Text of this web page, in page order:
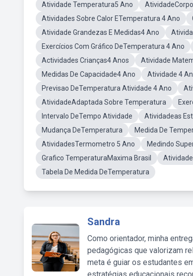
Atividade Temperatura5 Ano
Atividades Sobre Calor ETemperatura 4 Ano
Atividade Grandezas E Medidas4 Ano
Exercícios Com Gráfico DeTemperatura 4 Ano
Actividades Crianças4 Anos
Atividade
Medidas De Capacidade4 Ano
Atividade 4
Previsao DeTemperatura Atividade 4 Ano
AtividadeAdaptada Sobre Temperatura
Intervalo DeTempo Atividade
Atividadeas
Mudança DeTemperatura
Medida De
AtividadesTermometro 5 Ano
Medindo
Grafico TemperaturaMaxima Brasil
Tabela De Medida DeTemperatura
Sandra
Como orientador, minha
pedagógicas que valorizam
meta é guiar os estudantes